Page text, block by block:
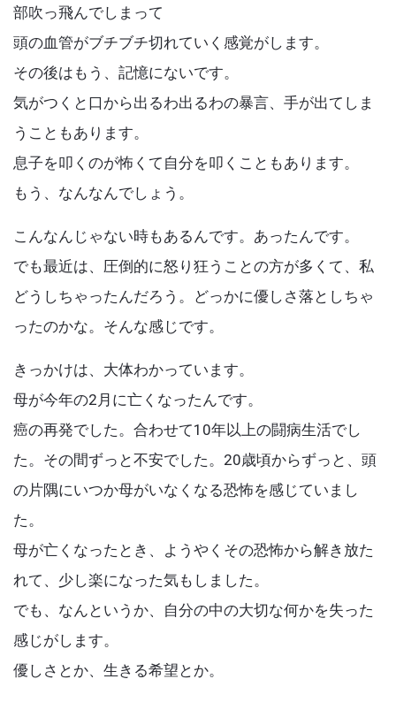
部吹っ飛んでしまって
頭の血管がブチブチ切れていく感覚がします。
その後はもう、記憶にないです。
気がつくと口から出るわ出るわの暴言、手が出てしま
うこともあります。
息子を叩くのが怖くて自分を叩くこともあります。
もう、なんなんでしょう。
こんなんじゃない時もあるんです。あったんです。
でも最近は、圧倒的に怒り狂うことの方が多くて、私
どうしちゃったんだろう。どっかに優しさ落としちゃ
ったのかな。そんな感じです。
きっかけは、大体わかっています。
母が今年の2月に亡くなったんです。
癌の再発でした。合わせて10年以上の闘病生活でし
た。その間ずっと不安でした。20歳頃からずっと、頭
の片隅にいつか母がいなくなる恐怖を感じていまし
た。
母が亡くなったとき、ようやくその恐怖から解き放た
れて、少し楽になった気もしました。
でも、なんというか、自分の中の大切な何かを失った
感じがします。
優しさとか、生きる希望とか。